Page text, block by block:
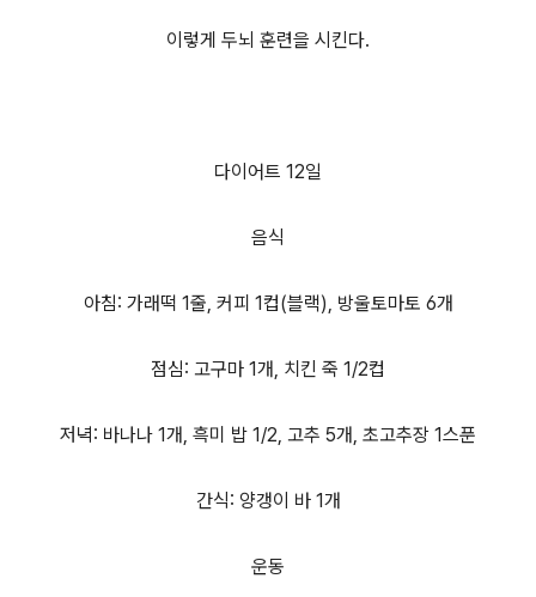
이렇게 두뇌 훈련을 시킨다.
다이어트 12일
음식
아침: 가래떡 1줄, 커피 1컵(블랙), 방울토마토 6개
점심: 고구마 1개, 치킨 죽 1/2컵
저녁: 바나나 1개, 흑미 밥 1/2, 고추 5개, 초고추장 1스푼
간식: 양갱이 바 1개
운동